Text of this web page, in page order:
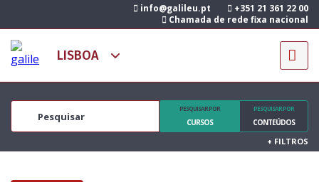
info@galileu.pt
+351 21 361 22 00
Chamada de rede fixa nacional
PESQUISAR POR
CURSOS
PESQUISAR POR
CONTEÚDOS
+ FILTROS